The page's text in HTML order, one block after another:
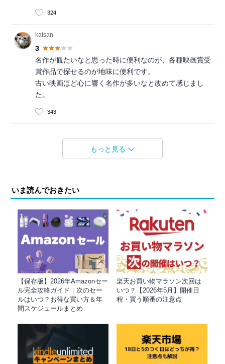
324
katsan
3
名作が観たいなと思った時に便利なのが、各種映画賞受
賞作品で探せるのが地味に便利です。
古い映画ほど心に響く名作が多いなと改めて感じまし
た。
343
もっと見る
いま読んでおきたい
【保存版】2026年Amazonセー
ル完全攻略ガイド｜次のセー
ルはいつ？お得な買い方＆年
間スケジュールまとめ
楽天お買い物マラソン次回は
いつ？【2026年5月】開催日
程・買う順番の注意点